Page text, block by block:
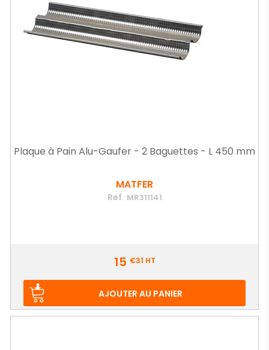
Plaque à Pain Alu-Gaufer - 2 Baguettes - L 450 mm
MATFER
Ref. MR311141
15 €31 HT
AJOUTER AU PANIER